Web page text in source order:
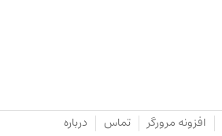
افزونه مرورگر تماس درباره